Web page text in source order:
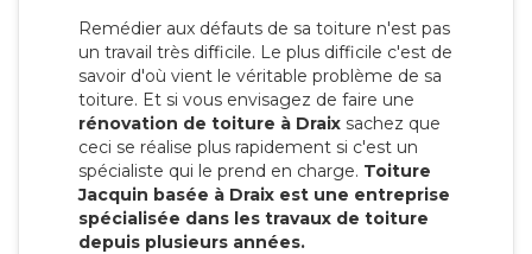
Remédier aux défauts de sa toiture n'est pas
un travail très difficile. Le plus difficile c'est de
savoir d'où vient le véritable problème de sa
toiture. Et si vous envisagez de faire une
rénovation de toiture à Draix sachez que
ceci se réalise plus rapidement si c'est un
spécialiste qui le prend en charge. Toiture
Jacquin basée à Draix est une entreprise
spécialisée dans les travaux de toiture
depuis plusieurs années.